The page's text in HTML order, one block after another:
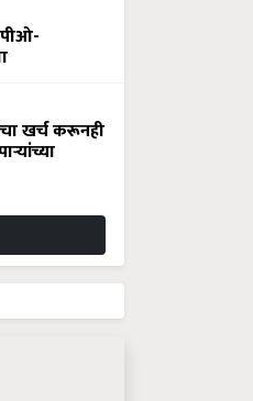
खर्च करूनही